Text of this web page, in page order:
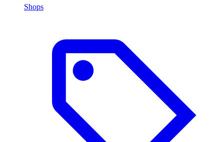
Shops